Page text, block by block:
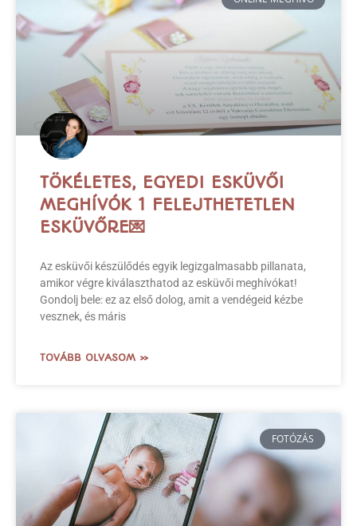
Szénás Dóri
Esküvői & lifestyle fotós. A pillantok
NÉPSZERŰ CIKKEK
ONLINE MEGHÍVÓ
TÖKÉLETES, EGYEDI ESKÜVŐI
MEGHÍVÓK 1 FELEJTHETETLEN